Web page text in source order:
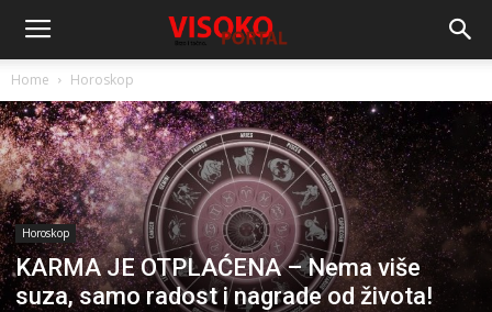
Home Horoskop
Horoskop
KARMA JE OTPLAĆENA – Nema više
suza, samo radost i nagrade od života!